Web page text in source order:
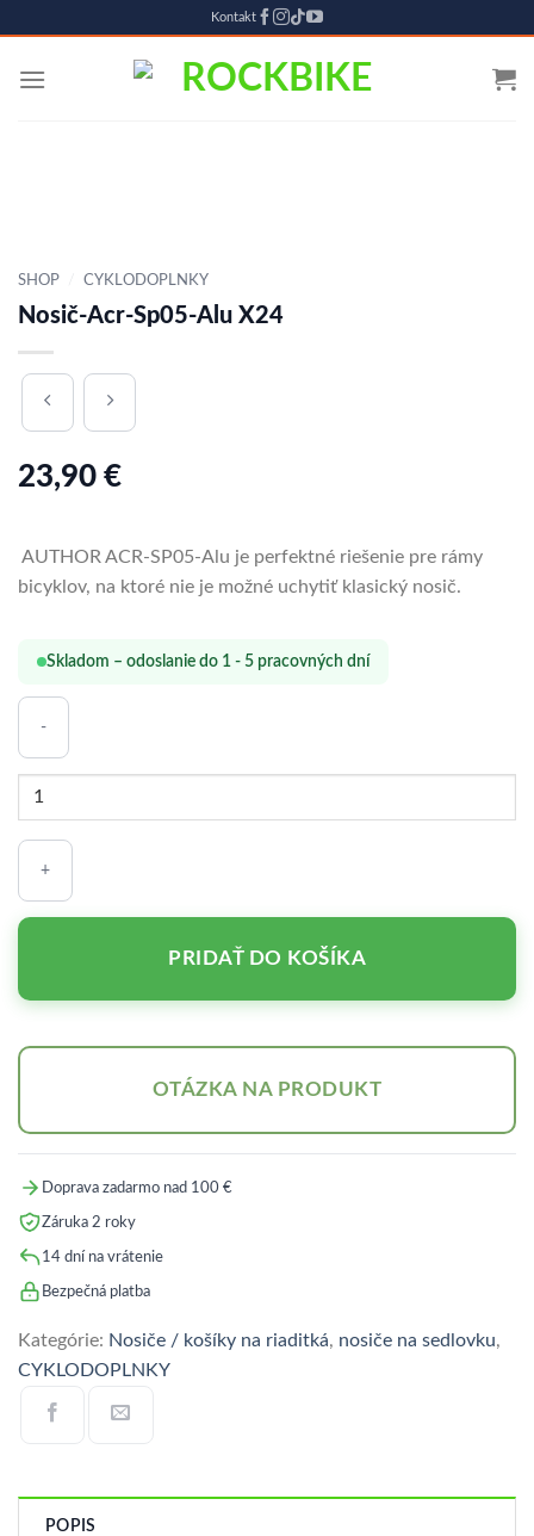
Kontakt
SHOP CYKLODOPLNKY
Nosič-Acr-Sp05-Alu X24
23,90 €
AUTHOR ACR-SP05-Alu je perfektné riešenie pre rámy
bicyklov, na ktoré nie je možné uchytiť klasický nosič.
Skladom – odoslanie do 1 - 5 pracovných dní
množstvo
ACR-
SP05-
ALU
X24
PRIDAŤ DO KOŠÍKA
OTÁZKA NA PRODUKT
Doprava zadarmo nad 100 €
Záruka 2 roky
14 dní na vrátenie
Bezpečná platba
Kategórie: Nosiče / košíky na riaditká, nosiče na sedlovku,
CYKLODOPLNKY
POPIS